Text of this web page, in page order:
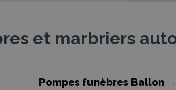
et marbriers
Pompes funèbres Ballon →